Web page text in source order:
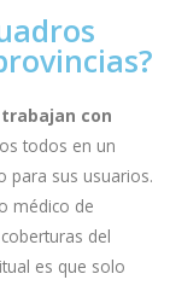
con
todos en un
para sus usuarios.
médico de
del
es que solo